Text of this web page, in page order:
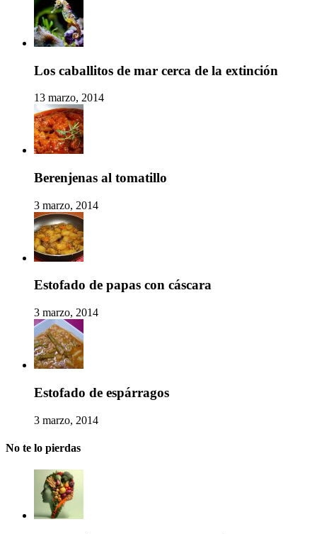
Los caballitos de mar cerca de la extinción
13 marzo, 2014
Berenjenas al tomatillo
3 marzo, 2014
Estofado de papas con cáscara
3 marzo, 2014
Estofado de espárragos
3 marzo, 2014
No te lo pierdas